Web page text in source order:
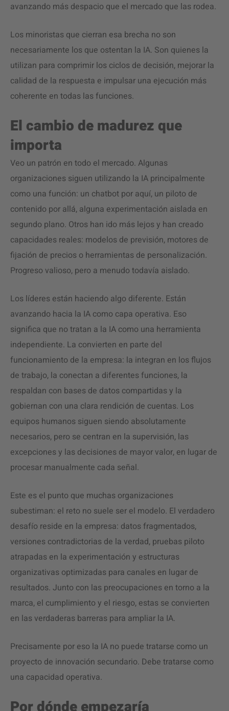
avanzando más despacio que el mercado que las rodea.
Los minoristas que cierran esa brecha no son
necesariamente los que ostentan la IA. Son quienes la
utilizan para comprimir los ciclos de decisión, mejorar la
calidad de la respuesta e impulsar una ejecución más
coherente en todas las funciones.
El cambio de madurez que
importa
Veo un patrón en todo el mercado. Algunas
organizaciones siguen utilizando la IA principalmente
como una función: un chatbot por aquí, un piloto de
contenido por allá, alguna experimentación aislada en
segundo plano. Otros han ido más lejos y han creado
capacidades reales: modelos de previsión, motores de
fijación de precios o herramientas de personalización.
Progreso valioso, pero a menudo todavía aislado.
Los líderes están haciendo algo diferente. Están
avanzando hacia la IA como capa operativa. Eso
significa que no tratan a la IA como una herramienta
independiente. La convierten en parte del
funcionamiento de la empresa: la integran en los flujos
de trabajo, la conectan a diferentes funciones, la
respaldan con bases de datos compartidas y la
gobiernan con una clara rendición de cuentas. Los
equipos humanos siguen siendo absolutamente
necesarios, pero se centran en la supervisión, las
excepciones y las decisiones de mayor valor, en lugar de
procesar manualmente cada señal.
Este es el punto que muchas organizaciones
subestiman: el reto no suele ser el modelo. El verdadero
desafío reside en la empresa: datos fragmentados,
versiones contradictorias de la verdad, pruebas piloto
atrapadas en la experimentación y estructuras
organizativas optimizadas para canales en lugar de
resultados. Junto con las preocupaciones en torno a la
marca, el cumplimiento y el riesgo, estas se convierten
en las verdaderas barreras para ampliar la IA.
Precisamente por eso la IA no puede tratarse como un
proyecto de innovación secundario. Debe tratarse como
una capacidad operativa.